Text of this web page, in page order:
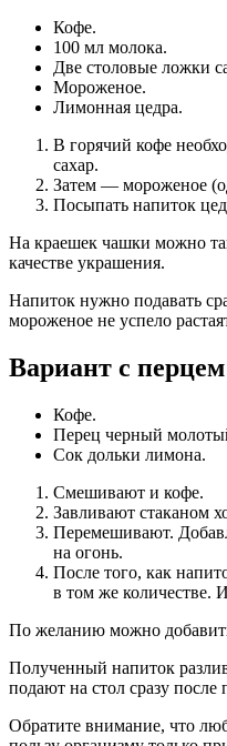
Кофе.
100 мл молока.
Две столовые ложки
Мороженое.
Лимонная цедра.
В горячий кофе
сахар.
Затем — мороженое
Посыпать напиток
На краешек чашки можно
качестве украшения.
Напиток нужно подавать
мороженое не успело
Вариант с перцем
Кофе.
Перец черный
Сок дольки лимона.
Смешивают и кофе.
Завливают стаканом
Перемешивают.
на огонь.
После того, как
в том же количестве.
По желанию можно
Полученный напиток
подают на стол сразу после
Обратите внимание, что